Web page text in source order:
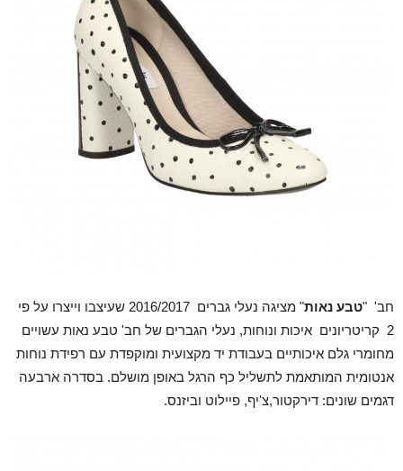
חב' "טבע נאות
" מציגה נעלי גברים 2016/2017 שעיצבו וייצרו על פי
2 קריטריונים איכות ונוחות, נעלי הגברים של חב' טבע נאות עשויים
מחומרי גלם איכותיים בעבודת יד מקצועית ומוקפדת עם רפידת נוחות
אנטומית המותאמת לתשליל כף הרגל באופן מושלם. בסדרה ארבעה
דגמים שונים: דירקטור,צ'יף, פיילוט וביזנס.